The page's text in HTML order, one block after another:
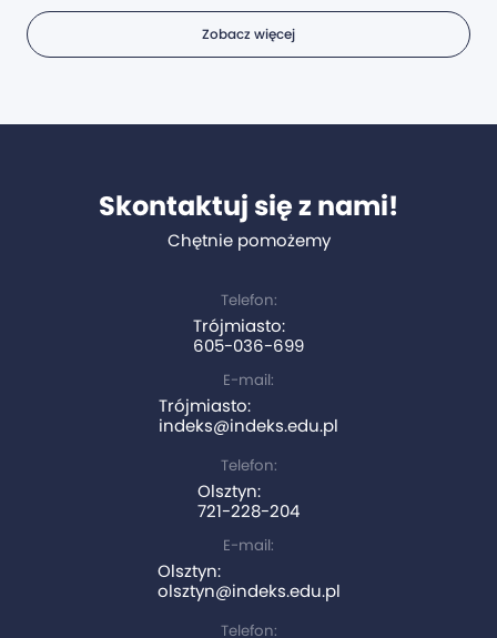
Zobacz więcej
Skontaktuj się z nami!
Chętnie pomożemy
Telefon:
Trójmiasto:
605-036-699
E-mail:
Trójmiasto:
indeks@indeks.edu.pl
Telefon:
Olsztyn:
721-228-204
E-mail:
Olsztyn:
olsztyn@indeks.edu.pl
Telefon: